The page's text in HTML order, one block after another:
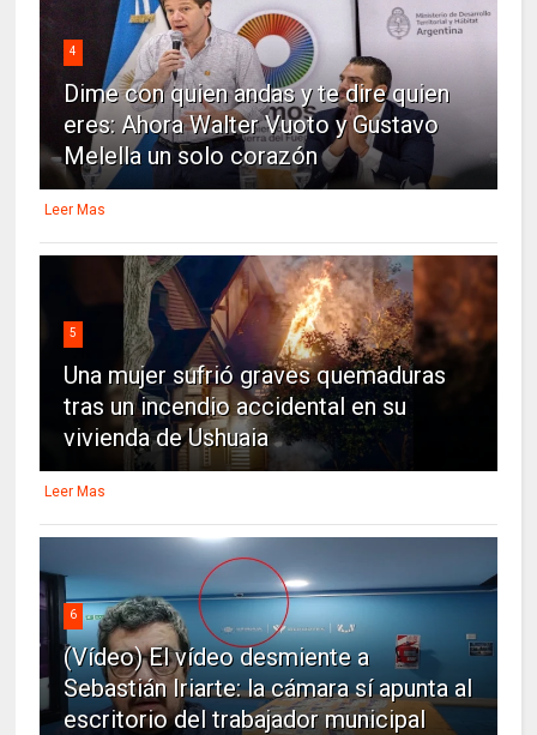
4
Dime con quien andas y te dire quien
eres: Ahora Walter Vuoto y Gustavo
Melella un solo corazón
Leer Mas
5
Una mujer sufrió graves quemaduras
tras un incendio accidental en su
vivienda de Ushuaia
Leer Mas
6
(Vídeo) El vídeo desmiente a
Sebastián Iriarte: la cámara sí apunta al
escritorio del trabajador municipal